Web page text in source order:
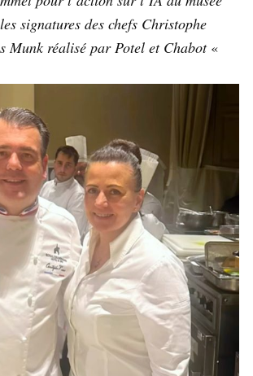
signatures des chefs Christophe
Munk réalisé par Potel et Chabot «